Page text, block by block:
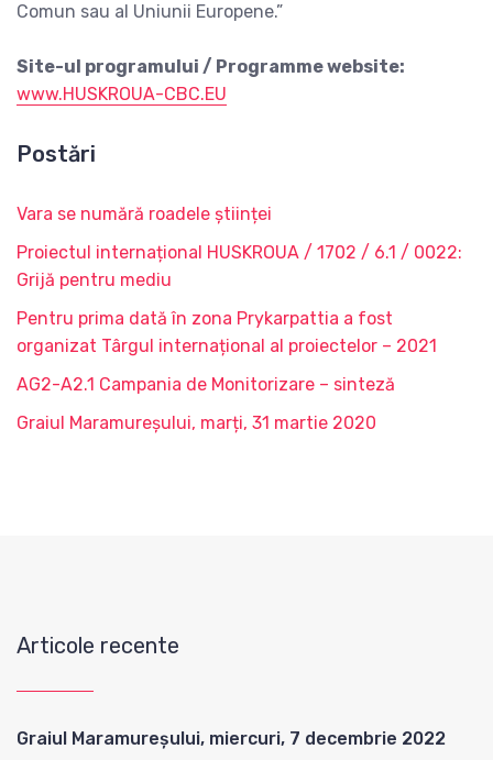
Comun sau al Uniunii Europene.”
Site-ul programului / Programme website:
www.HUSKROUA-CBC.EU
Postări
Vara se numără roadele științei
Proiectul internațional HUSKROUA / 1702 / 6.1 / 0022:
Grijă pentru mediu
Pentru prima dată în zona Prykarpattia a fost
organizat Târgul internațional al proiectelor – 2021
AG2-A2.1 Campania de Monitorizare – sinteză
Graiul Maramureșului, marți, 31 martie 2020
Articole recente
Graiul Maramureșului, miercuri, 7 decembrie 2022